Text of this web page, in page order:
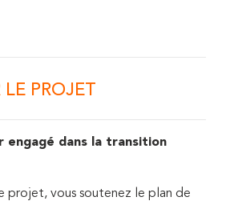
LE PROJET
engagé dans la transition
projet, vous soutenez le plan de